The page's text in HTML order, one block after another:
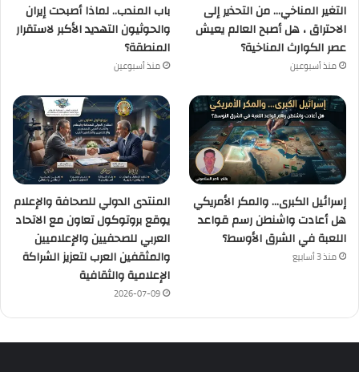
التغير المناخي… من التحذير إلى
الاحتراق ، هل أصبح العالم يعيش
عصر الكوارث المناخية؟
منذ أسبوعين
باب المندب.. لماذا أصبحت إيران
والحوثيون التهديد الأكبر لاستقرار
المنطقة؟
منذ أسبوعين
إسرائيل الكبرى… والمكر الأمريكي
هل أعادت واشنطن رسم قواعد
اللعبة في الشرق الأوسط؟
منذ 3 أسابيع
المنتدى الدولي للصحافة والإعلام
يوقع بروتوكول تعاون مع الاتحاد
العربي للصحفيين والإعلاميين
والمثقفين العرب لتعزيز الشراكة
الإعلامية والثقافية
2026-07-09